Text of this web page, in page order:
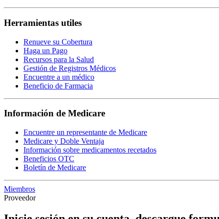
Herramientas utiles
Renueve su Cobertura
Haga un Pago
Recursos para la Salud
Gestión de Registros Médicos
Encuentre a un médico
Beneficio de Farmacia
Información de Medicare
Encuentre un representante de Medicare
Medicare y Doble Ventaja
Información sobre medicamentos recetados
Beneficios OTC
Boletín de Medicare
Miembros
Proveedor